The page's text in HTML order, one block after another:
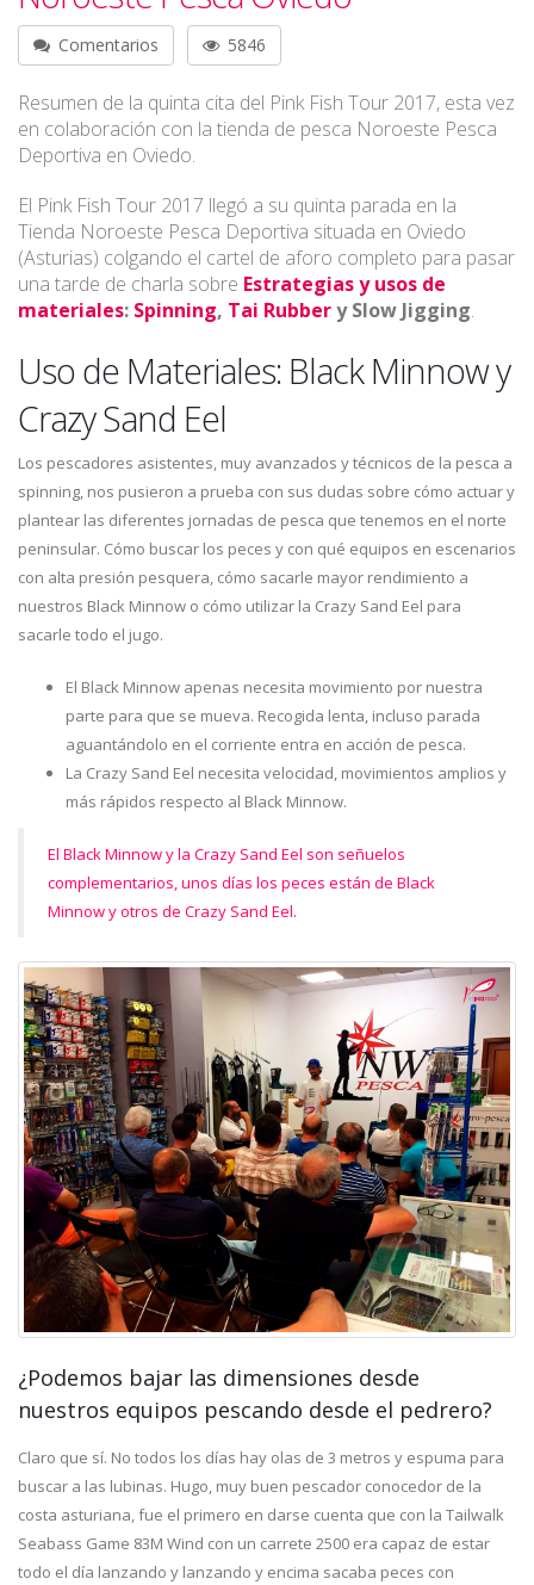
Comentarios 5846
Resumen de la quinta cita del Pink Fish Tour 2017, esta vez
en colaboración con la tienda de pesca Noroeste Pesca
Deportiva en Oviedo.
El Pink Fish Tour 2017 llegó a su quinta parada en la
Tienda Noroeste Pesca Deportiva situada en Oviedo
(Asturias) colgando el cartel de aforo completo para pasar
una tarde de charla sobre Estrategias y usos de
materiales: Spinning, Tai Rubbery Slow Jigging.
Uso de Materiales: Black Minnow y
Crazy Sand Eel
Los pescadores asistentes, muy avanzados y técnicos de la pesca a
spinning, nos pusieron a prueba con sus dudas sobre cómo actuar y
plantear las diferentes jornadas de pesca que tenemos en el norte
peninsular. Cómo buscar los peces y con qué equipos en escenarios
con alta presión pesquera, cómo sacarle mayor rendimiento a
nuestros Black Minnow o cómo utilizar la Crazy Sand Eel para
sacarle todo el jugo.
El Black Minnow apenas necesita movimiento por nuestra
parte para que se mueva. Recogida lenta, incluso parada
aguantándolo en el corriente entra en acción de pesca.
La Crazy Sand Eel necesita velocidad, movimientos amplios y
más rápidos respecto al Black Minnow.
El Black Minnow y la Crazy Sand Eel son señuelos
complementarios, unos días los peces están de Black
Minnow y otros de Crazy Sand Eel.
¿Podemos bajar las dimensiones desde
nuestros equipos pescando desde el pedrero?
Claro que sí. No todos los días hay olas de 3 metros y espuma para
buscar a las lubinas. Hugo, muy buen pescador conocedor de la
costa asturiana, fue el primero en darse cuenta que con la Tailwalk
Seabass Game 83M Wind con un carrete 2500 era capaz de estar
todo el día lanzando y lanzando y encima sacaba peces con